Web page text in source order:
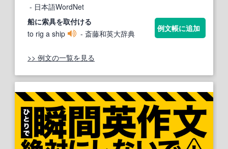
- 日本語WordNet
船に索具を取付ける
to rig a ship
- 斎藤和英大辞典
例文帳に追加
>> 例文の一覧を見る